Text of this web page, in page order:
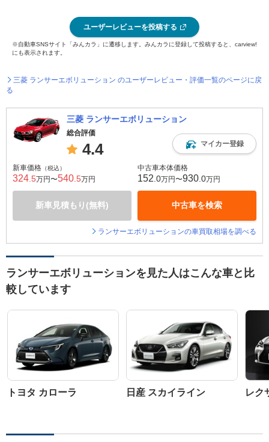
ユーザーレビューを投稿する
※自動車SNSサイト「みんカラ」に遷移します。みんカラに登録して投稿すると、carview!
にも表示されます。
三菱 ランサーエボリューション のユーザーレビュー・評価一覧のページに戻
る
三菱 ランサーエボリューション
総合評価
4.4 マイカー登録
新車価格 （税込）
324 .5万円〜540 .5万円
新車見積もり(無料)
中古車本体価格
152 .0万円〜930 .0万円
中古車を検索
ランサーエボリューションの車買取相場を調べる
ランサーエボリューションを見た人はこんな車と比
較しています
トヨタ カローラ 日産 スカイライン レク